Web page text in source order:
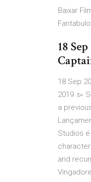
Baixar
18
18 Sep
2019. ▻
a
Studios
and